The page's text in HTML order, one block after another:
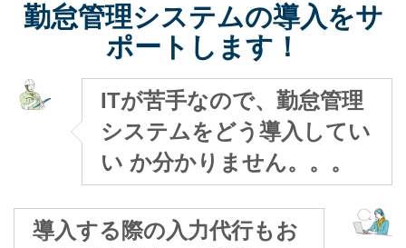
勤怠管理システムの導入をサ
ポートします！
ITが苦手なので、勤怠管理
システムをどう導入してい
い か分かりません。。。
導入する際の入力代行もお